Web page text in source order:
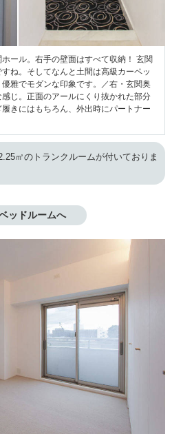
ール。右手の壁面はすべて収納！ 玄関
ね。そしてなんと土間は高級カーペッ
雅でモダンな印象です。／右・玄関奥
じ。正面のアールにくり抜かれた部分
きにはもちろん、外出時にパートナー
㎡のトランクルームが付いておりま
ッドルームへ